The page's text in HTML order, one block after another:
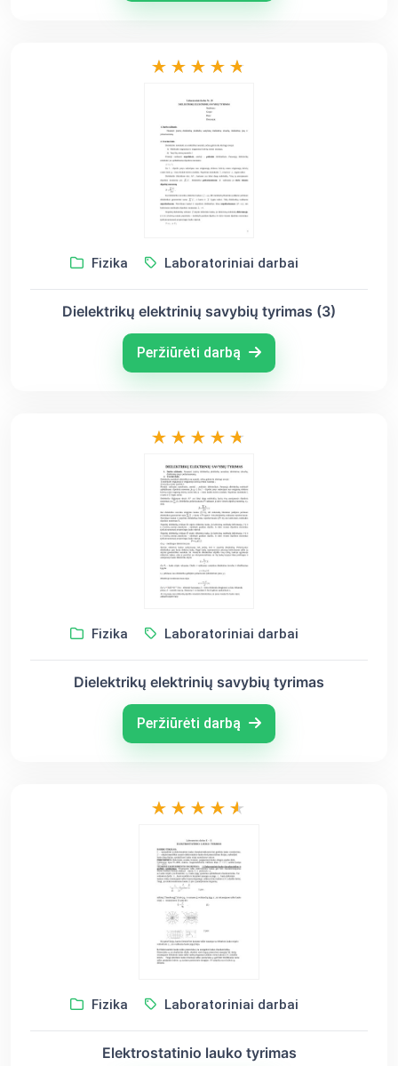
Fizika Laboratoriniai darbai
Dielektrikų elektrinių savybių tyrimas (3)
Peržiūrėti darbą
Fizika Laboratoriniai darbai
Dielektrikų elektrinių savybių tyrimas
Peržiūrėti darbą
Fizika Laboratoriniai darbai
Elektrostatinio lauko tyrimas